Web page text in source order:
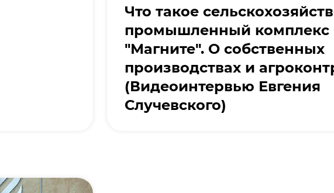
Что такое
промышленный комплекс
"Магните". О собственных
производствах и
(Видеоинтервью Евгения
Случевского)